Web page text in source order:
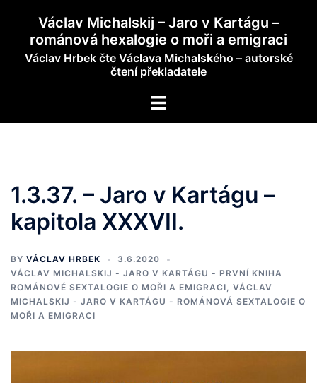
content
Václav Michalskij – Jaro v Kartágu –
románová hexalogie o moři a emigraci
Václav Hrbek čte Václava Michalského – autorské
čtení překladatele
Toggle
1.3.37. – Jaro v Kartágu –
kapitola XXXVII.
BY VÁCLAV HRBEK
3.6.2020
VÁCLAV MICHALSKIJ - JARO V KARTÁGU - PRVNÍ KNIHA
ROMÁNOVÉ SEXTALOGIE O MOŘI A EMIGRACI, VÁCLAV
MICHALSKIJ - JARO V KARTÁGU - ROMÁNOVÁ SEXTALOGIE O
MOŘI A EMIGRACI